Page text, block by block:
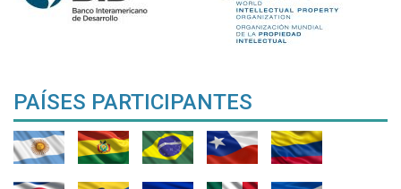
PAÍSES PARTICIPANTES